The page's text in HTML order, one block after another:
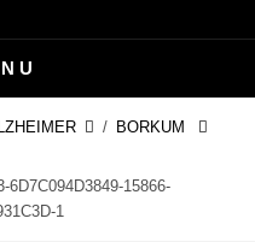
/ BORKUM
6D7C094D3849-15866-
1